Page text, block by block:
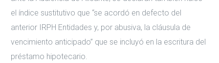
el índice sustitutivo que “se acordó en defecto del
anterior IRPH Entidades y, por abusiva, la cláusula de
vencimiento anticipado” que se incluyó en la escritura del
préstamo hipotecario.